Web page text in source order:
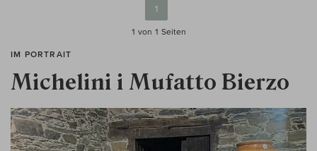
1
1 von 1 Seiten
IM PORTRAIT
Michelini i Mufatto Bierzo